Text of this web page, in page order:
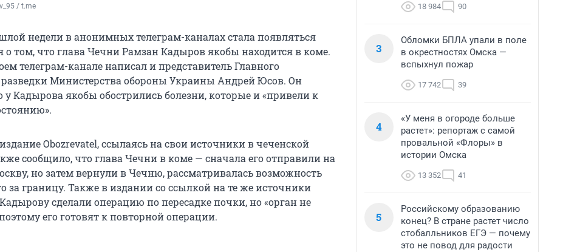
/ t.me
недели в анонимных телеграм-каналах стала появляться
том, что глава Чечни Рамзан Кадыров якобы находится в коме.
телеграм-канале написал и представитель Главного
Министерства обороны Украины Андрей Юсов. Он
у Кадырова якобы обострились болезни, которые и «привели к
Obozrevatel, ссылаясь на свои источники в чеченской
сообщило, что глава Чечни в коме — сначала его отправили на
но затем вернули в Чечню, рассматривалась возможность
за границу. Также в издании со ссылкой на те же источники
сделали операцию по пересадке почки, но «орган не
его готовят к повторной операции.
18 984 90
3
Обломки БПЛА упали в поле
в окрестностях Омска —
вспыхнул пожар
17 742 39
4
«У меня в огороде больше
растет»: репортаж с самой
провальной «Флоры» в
истории Омска
13 352 41
5
Российскому образованию
конец? В стране растет число
стобалльников ЕГЭ — почему
это не повод для радости